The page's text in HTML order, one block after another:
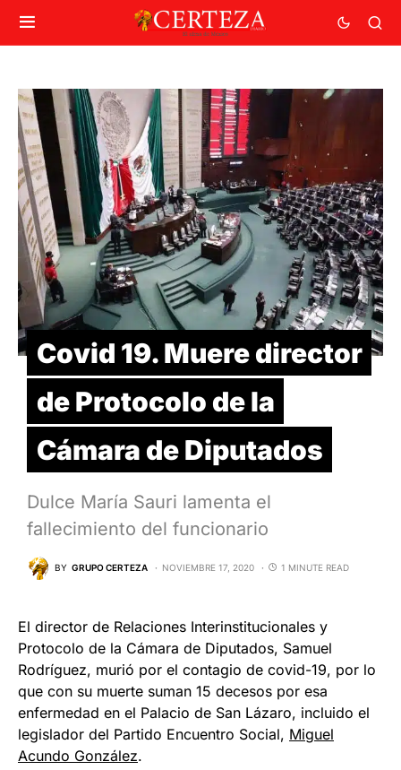
Covid 19. Muere director
de Protocolo de la
Cámara de Diputados
Dulce María Sauri lamenta el
fallecimiento del funcionario
BY GRUPO CERTEZA NOVIEMBRE 17, 2020 1 MINUTE READ
El director de Relaciones Interinstitucionales y
Protocolo de la Cámara de Diputados, Samuel
Rodríguez, murió por el contagio de covid-19, por lo
que con su muerte suman 15 decesos por esa
enfermedad en el Palacio de San Lázaro, incluido el
legislador del Partido Encuentro Social, Miguel
Acundo González.